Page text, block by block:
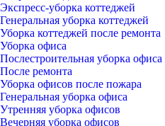
Экспресс-уборка коттеджей
Генеральная уборка коттеджей
Уборка коттеджей после ремонта
Уборка офиса
Послестроительная уборка офиса
После ремонта
Уборка офисов после пожара
Генеральная уборка офиса
Утренняя уборка офисов
Вечерняя уборка офисов